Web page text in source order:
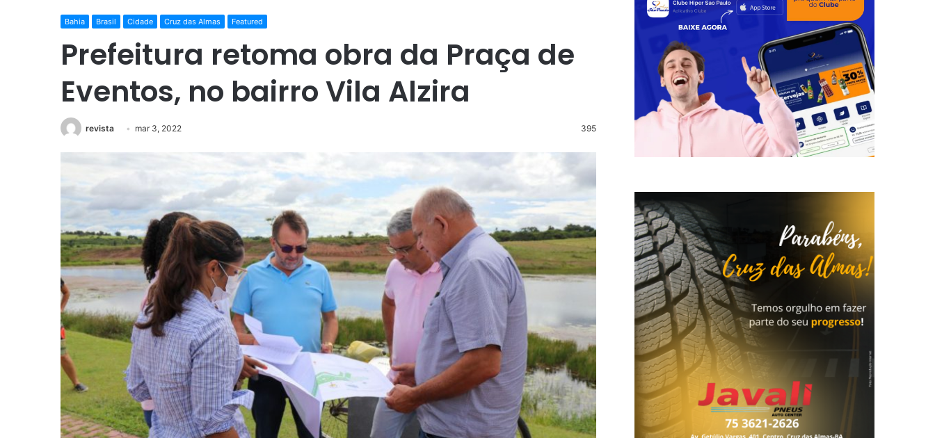
Bahia Brasil Cidade Cruz das Almas Featured
Prefeitura retoma obra da Praça de
Eventos, no bairro Vila Alzira
revista mar 3, 2022 395